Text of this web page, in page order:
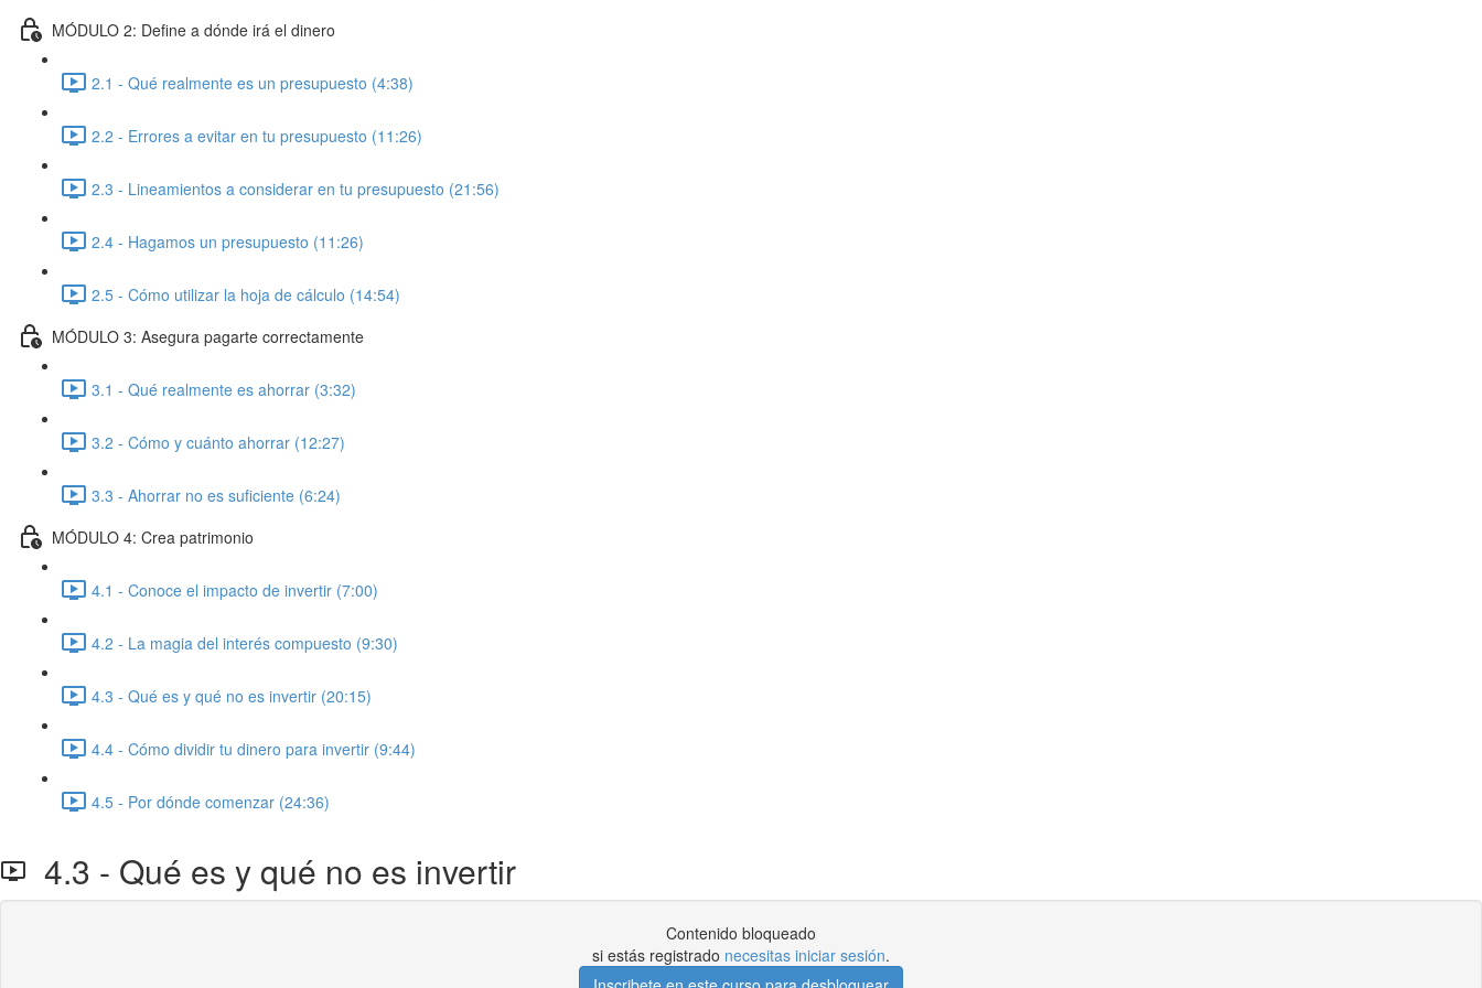
MÓDULO 2: Define a dónde irá el dinero
2.1 - Qué realmente es un presupuesto (4:38)
2.2 - Errores a evitar en tu presupuesto (11:26)
2.3 - Lineamientos a considerar en tu presupuesto (21:56)
2.4 - Hagamos un presupuesto (11:26)
2.5 - Cómo utilizar la hoja de cálculo (14:54)
MÓDULO 3: Asegura pagarte correctamente
3.1 - Qué realmente es ahorrar (3:32)
3.2 - Cómo y cuánto ahorrar (12:27)
3.3 - Ahorrar no es suficiente (6:24)
MÓDULO 4: Crea patrimonio
4.1 - Conoce el impacto de invertir (7:00)
4.2 - La magia del interés compuesto (9:30)
4.3 - Qué es y qué no es invertir (20:15)
4.4 - Cómo dividir tu dinero para invertir (9:44)
4.5 - Por dónde comenzar (24:36)
4.3 - Qué es y qué no es invertir
Contenido bloqueado
si estás registrado necesitas iniciar sesión.